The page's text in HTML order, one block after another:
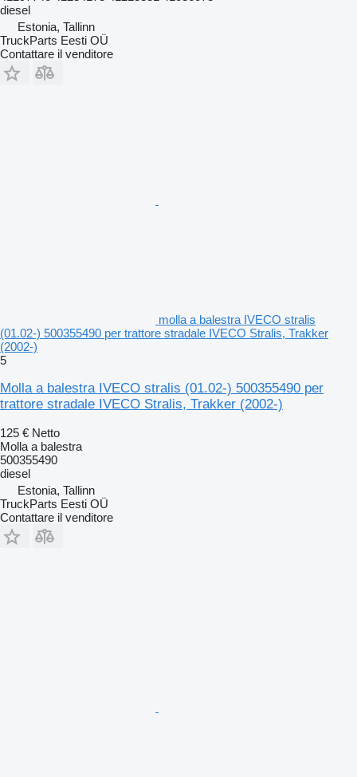
diesel
Estonia, Tallinn
TruckParts Eesti OÜ
Contattare il venditore
molla a balestra IVECO stralis
(01.02-) 500355490 per trattore stradale IVECO Stralis, Trakker
(2002-)
5
Molla a balestra IVECO stralis (01.02-) 500355490 per
trattore stradale IVECO Stralis, Trakker (2002-)
125 € Netto
Molla a balestra
500355490
diesel
Estonia, Tallinn
TruckParts Eesti OÜ
Contattare il venditore